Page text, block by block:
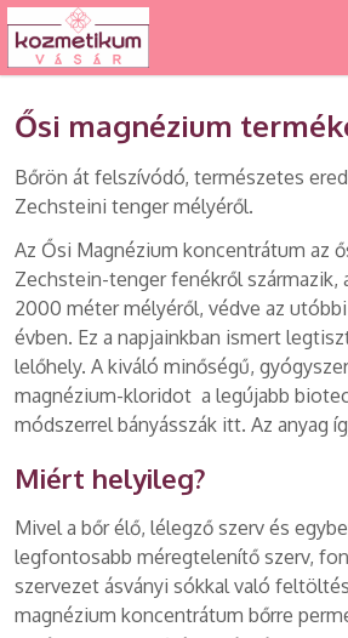
Ősi magnézium
Bőrön át felszívódó, természetes
Zechsteini tenger mélyéről.
Az Ősi Magnézium koncentrátum az
Zechstein-tenger fenékről származik,
2000 méter mélyéről, védve az
évben. Ez a napjainkban ismert
lelőhely. A kiváló minőségű,
magnézium-kloridot a legújabb
módszerrel bányásszák itt. Az anyag
Miért helyileg?
Mivel a bőr élő, lélegző szerv és
legfontosabb méregtelenítő szerv,
szervezet ásványi sókkal való
magnézium koncentrátum bőrre